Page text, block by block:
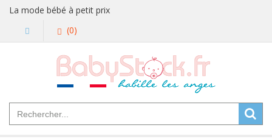
La mode bébé à petit prix
(0)